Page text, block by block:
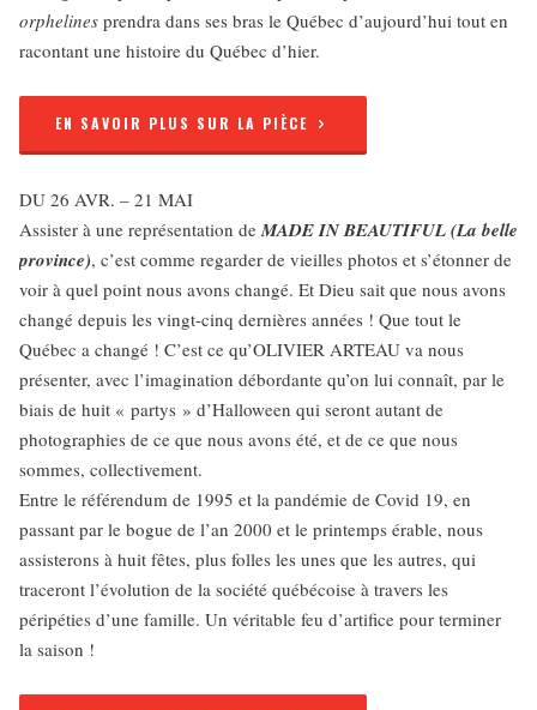
orphelines prendra dans ses bras le Québec d’aujourd’hui tout en
racontant une histoire du Québec d’hier.
EN SAVOIR PLUS SUR LA PIÈCE
DU 26 AVR. – 21 MAI
Assister à une représentation deMADE IN BEAUTIFUL (La belle
province), c’est comme regarder de vieilles photos et s’étonner de
voir à quel point nous avons changé. Et Dieu sait que nous avons
changé depuis les vingt-cinq dernières années ! Que tout le
Québec a changé ! C’est ce qu’OLIVIER ARTEAU va nous
présenter, avec l’imagination débordante qu’on lui connaît, par le
biais de huit « partys » d’Halloween qui seront autant de
photographies de ce que nous avons été, et de ce que nous
sommes, collectivement.
Entre le référendum de 1995 et la pandémie de Covid 19, en
passant par le bogue de l’an 2000 et le printemps érable, nous
assisterons à huit fêtes, plus folles les unes que les autres, qui
traceront l’évolution de la société québécoise à travers les
péripéties d’une famille. Un véritable feu d’artifice pour terminer
la saison !